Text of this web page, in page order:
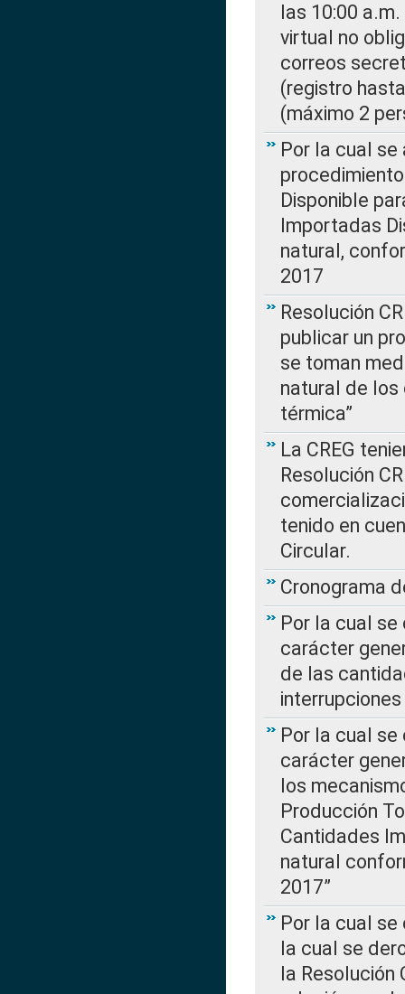
las 10:00
virtual no
correos
(registro
(máximo 2
Por la cual
Disponible
Importadas
natural,
2017
Resolución
publicar un
se toman
natural de los
térmica”
La CREG
Resolución
tenido en
Circular.
Cronograma
Por la cual
carácter
de las
Por la cual
carácter
los
Producción
Cantidades
natural
2017”
Por la cual
la cual se
la Resolución